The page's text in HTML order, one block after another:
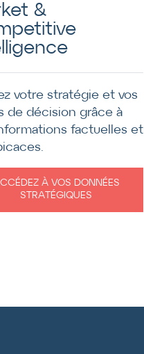
&
votre stratégie et vos
de décision grâce à
factuelles et
À VOS DONNÉES
STRATÉGIQUES